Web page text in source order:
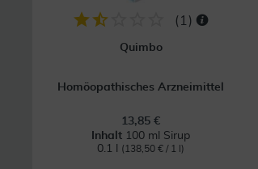
( 1 )
Quimbo
Homöopathisches Arzneimittel
13,85 €
Inhalt 100 ml Sirup
0.1 l
(138,50 € / 1 l)